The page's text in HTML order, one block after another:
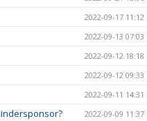
2022-09-17 11:12
2022-09-13 07:03
2022-09-12 18:18
2022-09-12 09:33
2022-09-11 14:31
2022-09-09 11:37